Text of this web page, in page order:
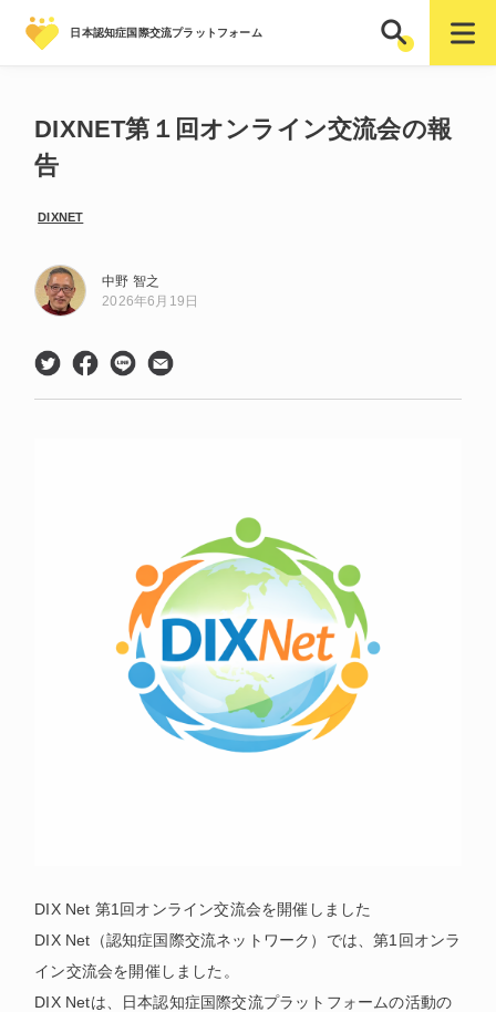
日本認知症国際交流プラットフォーム
DIXNET第１回オンライン交流会の報
告
DIXNET
中野 智之
2026年6月19日
DIX Net 第1回オンライン交流会を開催しました
DIX Net（認知症国際交流ネットワーク）では、第1回オンラ
イン交流会を開催しました。
DIX Netは、日本認知症国際交流プラットフォームの活動の